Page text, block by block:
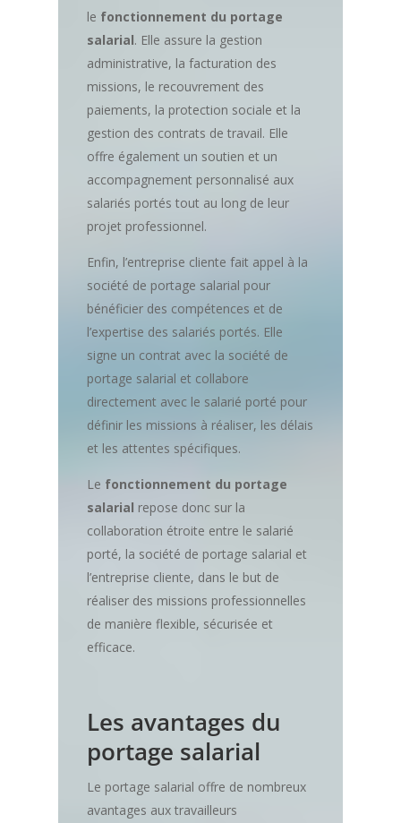
le fonctionnement du portage
salarial. Elle assure la gestion
administrative, la facturation des
missions, le recouvrement des
paiements, la protection sociale et la
gestion des contrats de travail. Elle
offre également un soutien et un
accompagnement personnalisé aux
salariés portés tout au long de leur
projet professionnel.
Enfin, l’entreprise cliente fait appel à la
société de portage salarial pour
bénéficier des compétences et de
l’expertise des salariés portés. Elle
signe un contrat avec la société de
portage salarial et collabore
directement avec le salarié porté pour
définir les missions à réaliser, les délais
et les attentes spécifiques.
Le fonctionnement du portage
salarial repose donc sur la
collaboration étroite entre le salarié
porté, la société de portage salarial et
l’entreprise cliente, dans le but de
réaliser des missions professionnelles
de manière flexible, sécurisée et
efficace.
Les avantages du
portage salarial
Le portage salarial offre de nombreux
avantages aux travailleurs